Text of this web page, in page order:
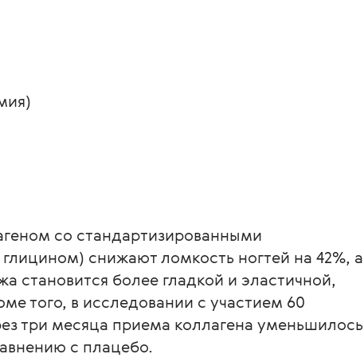
со стандартизированными
снижают ломкость ногтей на 42%, а
становится более гладкой и эластичной,
того, в исследовании с участием 60
три месяца приема коллагена уменьшилось
с плацебо.